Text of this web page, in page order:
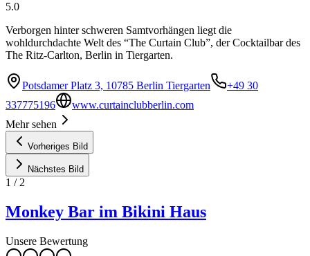
5.0
Verborgen hinter schweren Samtvorhängen liegt die
wohldurchdachte Welt des “The Curtain Club”, der Cocktailbar des
The Ritz-Carlton, Berlin in Tiergarten.
Potsdamer Platz 3, 10785 Berlin Tiergarten
+49 30
337775196
www.curtainclubberlin.com
Mehr sehen
Vorheriges Bild
Nächstes Bild
1 / 2
Monkey Bar im Bikini Haus
Unsere Bewertung